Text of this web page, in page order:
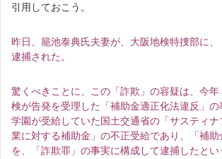
引用しておこう。
昨日、籠池泰典氏夫妻が、大阪地検特捜部に
逮捕された。
驚くべきことに、この「詐欺」の容疑は、今
検が告発を受理した「補助金適正化法違反」
学園が受給していた国土交通省の「サスティ
業に対する補助金」の不正受給であり、「補助
を、「詐欺罪」の事実に構成して逮捕したと